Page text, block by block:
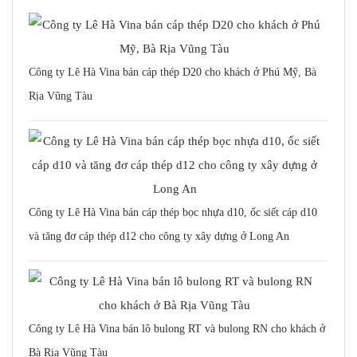
Công ty Lê Hà Vina bán cáp thép D20 cho khách ở Phú Mỹ, Bà
Rịa Vũng Tàu
Công ty Lê Hà Vina bán cáp thép bọc nhựa d10, ốc siết cáp d10
và tăng đơ cáp thép d12 cho công ty xây dựng ở Long An
Công ty Lê Hà Vina bán lô bulong RT và bulong RN cho khách ở
Bà Rịa Vũng Tàu